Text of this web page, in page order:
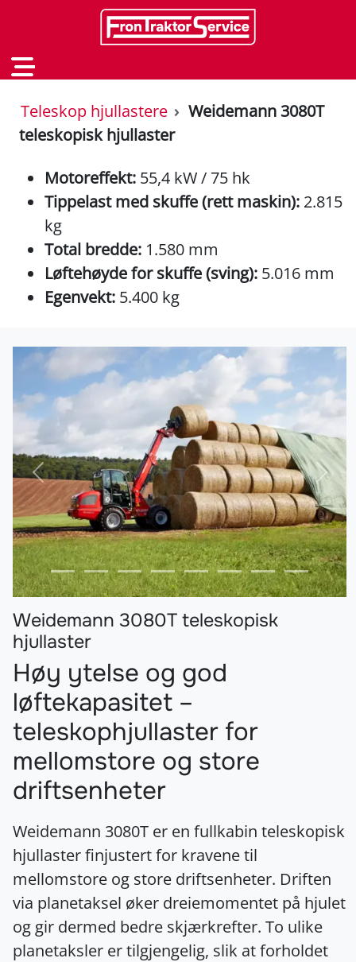
Teleskop hjullastere
Weidemann 3080T
teleskopisk hjullaster
Motoreffekt: 55,4 kW / 75 hk
Tippelast med skuffe (rett maskin): 2.815
kg
Total bredde: 1.580 mm
Løftehøyde for skuffe (sving): 5.016 mm
Egenvekt: 5.400 kg
Forrige
Weidemann 3080T teleskopisk
hjullaster
Høy ytelse og god
løftekapasitet –
teleskophjullaster for
mellomstore og store
driftsenheter
Weidemann 3080T er en fullkabin teleskopisk
hjullaster finjustert for kravene til
mellomstore og store driftsenheter. Driften
via planetaksel øker dreiemomentet på hjulet
og gir dermed bedre skjærkrefter. To ulike
planetaksler er tilgjengelig, slik at forholdet